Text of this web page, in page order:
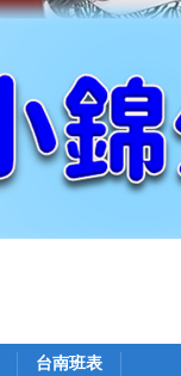
台南班表